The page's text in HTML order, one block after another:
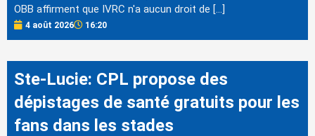
OBB affirment que IVRC n'a aucun droit de […]
4 août 2026 16:20
Ste-Lucie: CPL propose des
dépistages de santé gratuits pour les
fans dans les stades